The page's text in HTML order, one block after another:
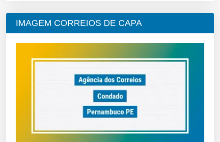
IMAGEM CORREIOS DE CAPA